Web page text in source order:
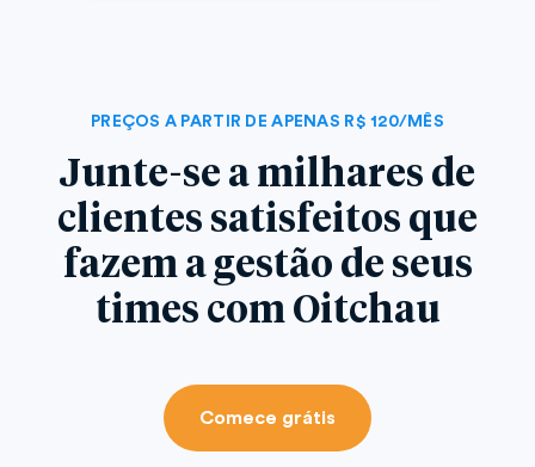
PREÇOS A PARTIR DE APENAS R$ 120/MÊS
Junte-se a milhares de
clientes satisfeitos que
fazem a gestão de seus
times com Oitchau
Comece grátis